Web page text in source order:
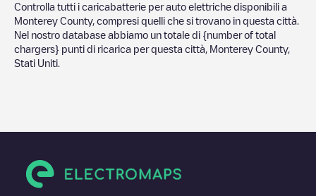
Controlla tutti i caricabatterie per auto elettriche disponibili a
Monterey County, compresi quelli che si trovano in questa città.
Nel nostro database abbiamo un totale di {number of total
chargers} punti di ricarica per questa città, Monterey County,
Stati Uniti